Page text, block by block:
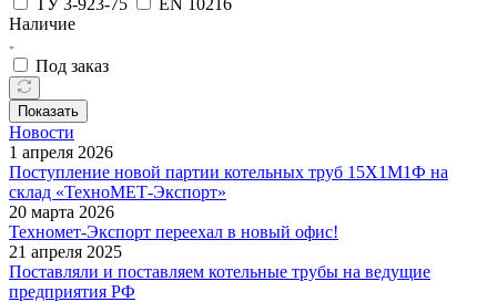
Наличие
Под заказ
Показать
Новости
1 апреля 2026
Поступление новой партии котельных труб 15Х1М1Ф на
склад «ТехноМЕТ-Экспорт»
20 марта 2026
Техномет-Экспорт переехал в новый офис!
21 апреля 2025
Поставляли и поставляем котельные трубы на ведущие
предприятия РФ